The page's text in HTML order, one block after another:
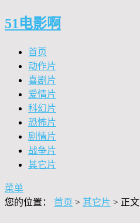
51电影啊
首页
动作片
喜剧片
爱情片
科幻片
恐怖片
剧情片
战争片
其它片
菜单
您的位置： 首页 > 其它片 > 正文